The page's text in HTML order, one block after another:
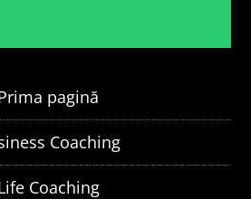
pagină
Coaching
Coaching